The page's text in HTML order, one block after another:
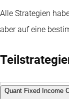
Alle Strategien
aber auf eine
Quant Fixed Income